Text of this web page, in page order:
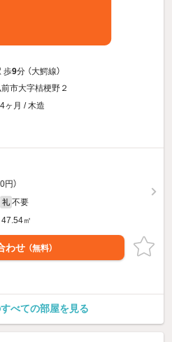
歩9分 （大鰐線）
市大字桔梗野２
ヶ月 / 木造
円）
礼 不要
㎡
わせ （無料）
べての部屋を見る